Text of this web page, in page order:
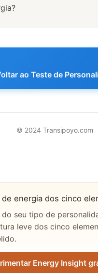
ao Teste de
© 2024 Transipoyo.com
de energia dos cinco
do seu tipo de
leve dos cinco
Energy Insight